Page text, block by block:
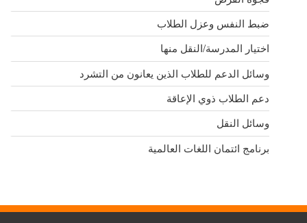
ضبط النفس وعزل الطلاب
اختيار المدرسة/النقل منها
وسائل الدعم للطلاب الذين يعانون من التشرد
دعم الطلاب ذوي الإعاقة
وسائل النقل
برنامج ائتمان اللغات العالمية